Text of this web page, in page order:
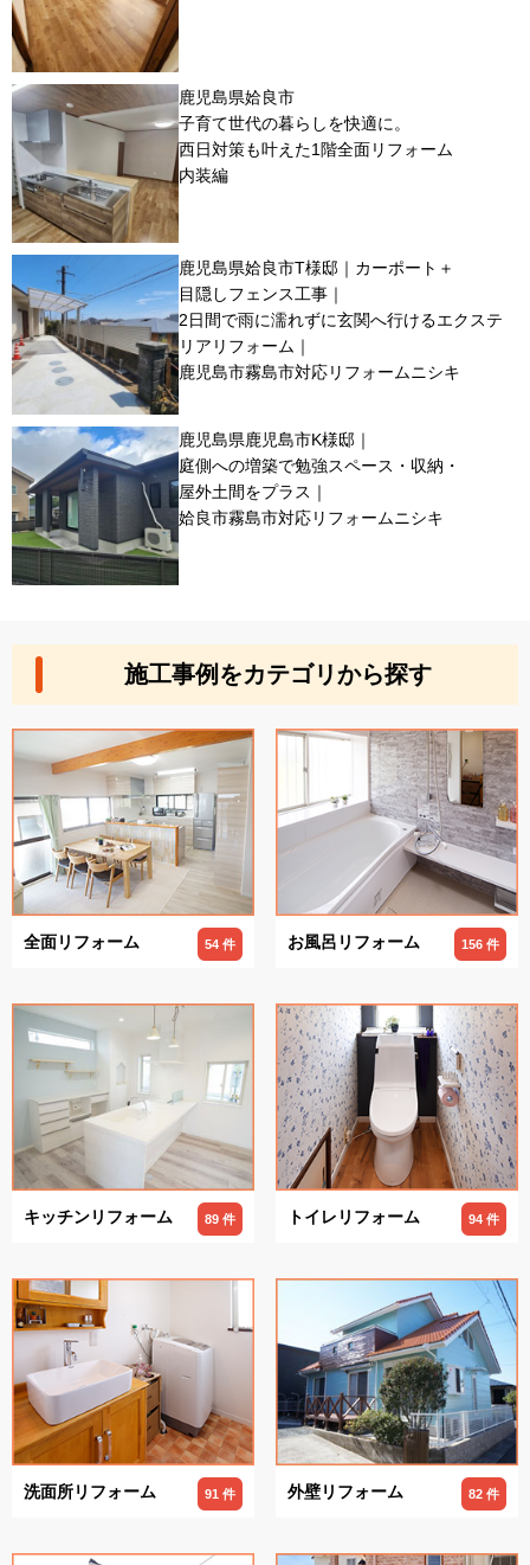
鹿児島県姶良市
子育て世代の暮らしを快適に。
西日対策も叶えた1階全面リフォーム
内装編
鹿児島県姶良市T様邸｜カーポート＋
目隠しフェンス工事｜
2日間で雨に濡れずに玄関へ行けるエクステ
リアリフォーム｜
鹿児島市霧島市対応リフォームニシキ
鹿児島県鹿児島市K様邸｜
庭側への増築で勉強スペース・収納・
屋外土間をプラス｜
姶良市霧島市対応リフォームニシキ
施工事例をカテゴリから探す
全面リフォーム 54 件 お風呂リフォーム 156 件
キッチンリフォーム 89 件 トイレリフォーム 94 件
洗面所リフォーム 91 件 外壁リフォーム 82 件